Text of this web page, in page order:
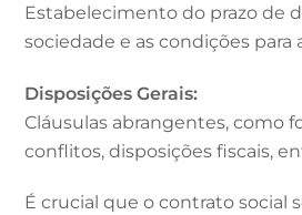
Estabelecimento do prazo de
sociedade e as condições para
Disposições Gerais:
Cláusulas abrangentes, como
conflitos, disposições fiscais,
É crucial que o contrato social